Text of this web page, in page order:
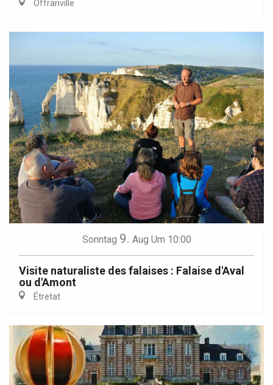
Offranville
Sonntag 9. Aug Um 10:00
Visite naturaliste des falaises : Falaise d'Aval
ou d'Amont
Étretat